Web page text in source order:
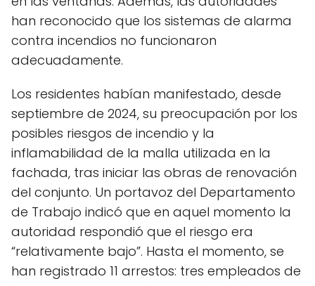
han reconocido que los sistemas de alarma
contra incendios no funcionaron
adecuadamente.
Los residentes habían manifestado, desde
septiembre de 2024, su preocupación por los
posibles riesgos de incendio y la
inflamabilidad de la malla utilizada en la
fachada, tras iniciar las obras de renovación
del conjunto. Un portavoz del Departamento
de Trabajo indicó que en aquel momento la
autoridad respondió que el riesgo era
“relativamente bajo”. Hasta el momento, se
han registrado 11 arrestos: tres empleados de